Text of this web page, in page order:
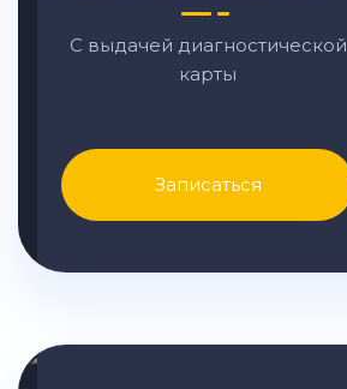
С выдачей диагностической
карты
Записаться